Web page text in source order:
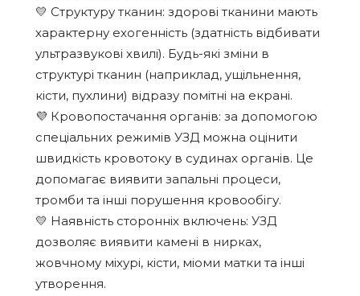
💛 Структуру тканин: здорові тканини мають
характерну ехогенність (здатність відбивати
ультразвукові хвилі). Будь-які зміни в
структурі тканин (наприклад, ущільнення,
кісти, пухлини) відразу помітні на екрані.
💜 Кровопостачання органів: за допомогою
спеціальних режимів УЗД можна оцінити
швидкість кровотоку в судинах органів. Це
допомагає виявити запальні процеси,
тромби та інші порушення кровообігу.
💛 Наявність сторонніх включень: УЗД
дозволяє виявити камені в нирках,
жовчному міхурі, кісти, міоми матки та інші
утворення.